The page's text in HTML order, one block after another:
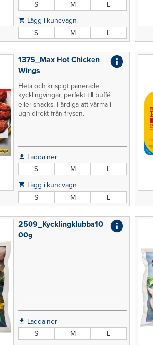
S
M
L
Lägg i kundvagn
S
M L
1375_Max Hot Chicken
Wings
Heta och krispigt panerade
kycklingvingar, perfekt till buffé
eller snacks. Färdiga att värma i
ugn direkt från frysen.
Ladda ner
S
M
L
Lägg i kundvagn
S
M L
2509_Kycklingklubba10
00g
Ladda ner
S
M
L